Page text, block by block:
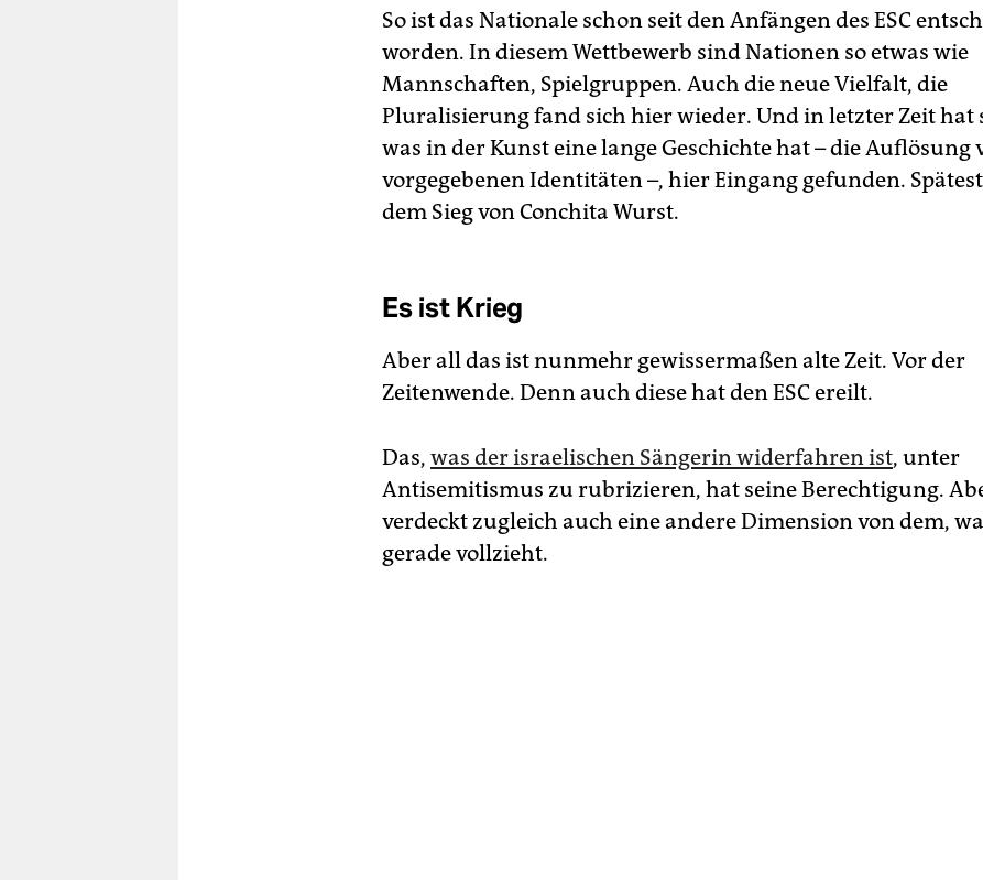
So ist das Nationale schon seit den Anfängen des ESC
worden. In diesem Wettbewerb sind Nationen so etwas wie
Mannschaften, Spielgruppen. Auch die neue Vielfalt, die
Pluralisierung fand sich hier wieder. Und in letzter Zeit hat
was in der Kunst eine lange Geschichte hat – die Auflösung
vorgegebenen Identitäten –, hier Eingang gefunden.
dem Sieg von Conchita Wurst.
Es ist Krieg
Aber all das ist nunmehr gewissermaßen alte Zeit. Vor der
Zeitenwende. Denn auch diese hat den ESC ereilt.
Das, was der israelischen Sängerin widerfahren ist, unter
Antisemitismus zu rubrizieren, hat seine Berechtigung.
verdeckt zugleich auch eine andere Dimension von dem,
gerade vollzieht.